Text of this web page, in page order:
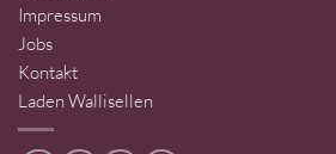
Impressum
Jobs
Kontakt
Laden Wallisellen